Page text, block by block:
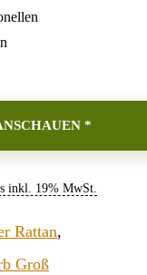
*
inkl. 19% MwSt.
Rattan,
Groß